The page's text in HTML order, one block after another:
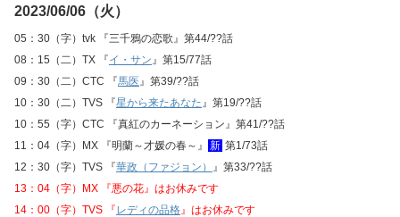
2023/06/06（火）
05：30（字）tvk 『三千鴉の恋歌』第44/??話
08：15（二）TX 『イ・サン』第15/77話
09：30（二）CTC 『馬医』第39/??話
10：30（二）TVS 『星から来たあなた』第19/??話
10：55（字）CTC 『真紅のカーネーション』第41/??話
11：04（字）MX 『明蘭～才媛の春～』
新 第1/73話
12：30（字）TVS 『華政（ファジョン） 』第33/??話
13：04（字）MX 『悪の花』はお休みです
14：00（字）TVS 『レディの品格』はお休みです